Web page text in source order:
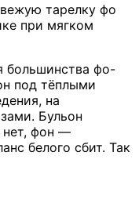
тарелку фо
при мягком
большинства фо-
под тёплыми
на
Бульон
нет, фон —
белого сбит. Так